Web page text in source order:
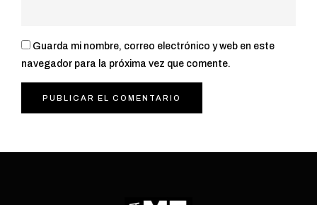
Guarda mi nombre, correo electrónico y web en este
navegador para la próxima vez que comente.